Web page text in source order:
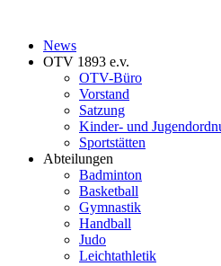
News
OTV 1893 e.v.
OTV-Büro
Vorstand
Satzung
Kinder- und
Sportstätten
Abteilungen
Badminton
Basketball
Gymnastik
Handball
Judo
Leichtathletik